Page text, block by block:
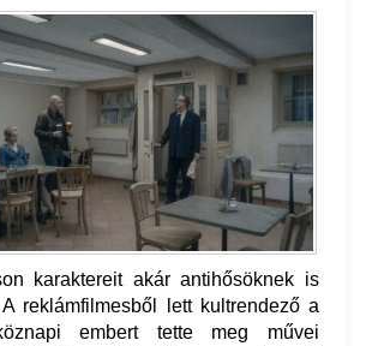
karaktereit akár antihősöknek is
reklámfilmesből lett kultrendező a
embert tette meg művei